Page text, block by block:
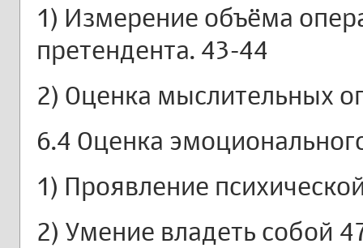
1) Измерение объёма
претендента. 43-44
2) Оценка мыслительных
6.4 Оценка
1) Проявление
2) Умение владеть собой